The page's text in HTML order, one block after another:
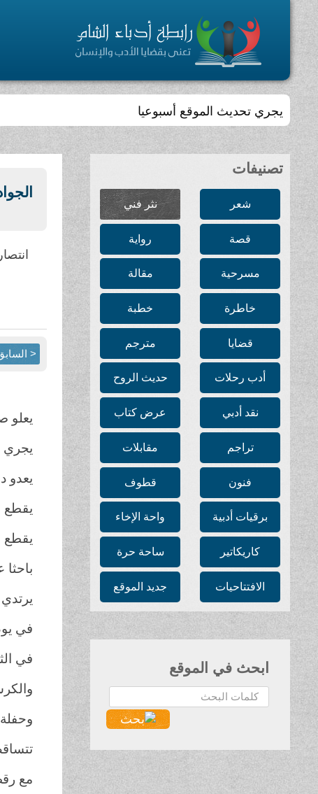
يجري تحديث الموقع أسبوعيا
تصنيفات
شعر نثر فني
قصة رواية
مسرحية مقالة
خاطرة خطبة
قضايا مترجم
أدب رحلات حديث الروح
نقد أدبي عرض كتاب
تراجم مقابلات
فنون قطوف
برقيات أدبية واحة الإخاء
كاريكاتير ساحة حرة
الافتتاحيات جديد الموقع
ابحث في الموقع
البحث...
<
يعلو
يجري
يعدو
يقطع
يقطع
في
في
مع